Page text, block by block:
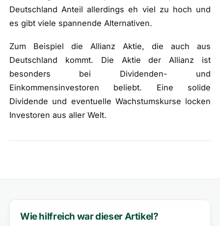
Deutschland Anteil allerdings eh viel zu hoch und
es gibt viele spannende Alternativen.
Zum Beispiel die Allianz Aktie, die auch aus
Deutschland kommt. Die Aktie der Allianz ist
besonders bei Dividenden- und
Einkommensinvestoren beliebt. Eine solide
Dividende und eventuelle Wachstumskurse locken
Investoren aus aller Welt.
Wie hilfreich war dieser Artikel?